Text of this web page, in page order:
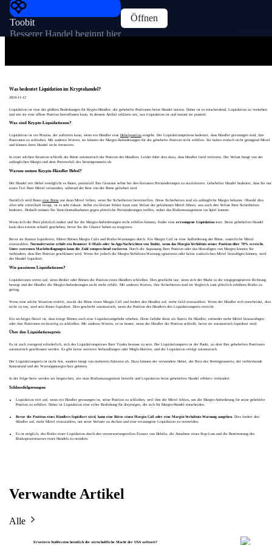
Toobit
Besserer Handel beginnt hier
Öffnen
Was bedeutet Liquidation im Kryptohandel?
2024-11-12
Liquidation ist eine der größten Bedrohungen für Krypto-Händler, die gehebelte Positionen beim Handel nutzen. Daher ist es entscheidend, Liquidation zu verstehen
und wie sie eine offene Position beeinflussen kann. In diesem Artikel erklären wir, was Liquidation ist und warum sie passiert.
Was sind Krypto-Liquidationen?
Liquidation ist ein Prozess, der auftreten kann, wenn ein Händler eine Hebelpositioneingeht. Der Liquidationsprozess bedeutet, dass Händler gezwungen sind, ihre
Positionen zu schließen. Mit anderen Worten, sie können die Margin-Anforderungen für die gehebelte Position nicht erfüllen. Sie haben einfach nicht genügend Mittel
und können ihren Handel nicht fortsetzen.
In einer solchen Situation schließt die Börse automatisch die Position des Händlers. Leider führt dies dazu, dass Händler Geld verlieren. Der Verlust hängt von der
anfänglichen Margin und dem Preisverfall des Vermögenswerts ab.
Warum nutzen Krypto-Händler Hebel?
Der Handel mit Hebel ermöglicht es Ihnen, potenziell Ihre Gewinne selbst bei den kleinsten Preisänderungen zu maximieren. Gehebelter Handel bedeutet, dass Sie nur
einen Teil Ihrer Mittel verwenden, während der Rest von der Börse geliehen wird.
Natürlich wird Ihnen eine Börsenur dann Mittel leihen, wenn Sie Sicherheiten bereitstellen. Diese Sicherheiten sind als anfängliche Margin bekannt. Obwohl dies
alles sehr vorteilhaft klingt, ist es sehr riskant. Selbst ein kleiner Fehler kann zum Verlust der geliehenen Mittel führen, was auch den Verlust Ihrer Sicherheiten
bedeutet. Deshalb müssen Sie Vorsichtsmaßnahmen gegen plötzliche Preisänderungen treffen, wobei das Risikomanagement ins Spiel kommt.
Wenn sich der Preis plötzlich ändert und Sie die Margin-Anforderungen nicht erfüllen können, findet eine erzwungene Liquidationstatt. Beim gehebelten Handel
kann dies extrem schnell geschehen, bevor Sie die Chance haben zu reagieren.
Bevor sie Konten liquidieren, führen Börsen Margin Calls und Risiko-Warnungen durch. Ein Margin Call ist eine Aufforderung der Börse, zusätzliche Mittel
einzuzahlen. Normalerweise erhält ein Benutzer E-Mails oder In-App-Nachrichten von Toobit, wenn das Margin-Verhältnis seiner Position über 70% erreicht.
Unter extremen Marktbedingungen kann die Zahl entsprechend variieren. Durch die Anpassung Ihrer Position oder das Hinzufügen von Margen können Sie
verhindern, dass Ihre Position geschlossen wird. Wenn Sie jedoch die Margin-Verhältnis-Warnung ignorieren oder keine zusätzlichen Mittel hinzufügen können, wird
der Handel liquidiert.
Wie passieren Liquidationen?
Liquidationen treten auf, wenn Broker oder Börsen die Position eines Händlers schließen. Dies geschieht nur, wenn sich der Markt in die entgegengesetzte Richtung
bewegt und der Händler die Margin-Anforderungen nicht mehr erfüllt. Mit anderen Worten, ihre Sicherheiten sind im Vergleich zum plötzlich erhöhten Risiko zu
gering.
Wenn eine solche Situation eintritt, macht die Börse einen Margin Call und fordert den Händler auf, mehr Geld einzuzahlen. Wenn der Händler sich entscheidet, dies
nicht zu tun, wird sein Konto liquidiert. Dies geschieht automatisch, wenn die Position des Händlers den Liquidationspreis erreicht.
Ein wichtiges Detail ist, dass einige Börsen auch eine Liquidationsgebühr erheben. Diese Gebühr dient als Anreiz für Händler, entweder mehr Mittel hinzuzufügen
oder ihre Positionen rechtzeitig zu schließen. Mit anderen Worten, es ist besser, wenn der Händler die Position schließt, bevor sie automatisch liquidiert wird.
Über den Liquidationspreis
Es ist auch zwingend erforderlich, sich des Liquidationspreises Ihrer Trades bewusst zu sein. Der Liquidationspreis ist der Punkt, an dem Ihre gehebelten Positionen
automatisch geschlossen werden. Es gibt keine weiteren Verhandlungen oder Möglichkeiten, und die Liquidation erfolgt automatisch.
Der Liquidationspreis ist nicht fest, sondern hängt von mehreren Faktoren ab. Dazu können der verwendete Hebel, der Preis des Vermögenswerts, der verbleibende
Kontostand und der Wartungsmargin-Satz gehören.
In der Folge-Serie werden wir besprechen, wie man Risikomanagement betreibt und Liquidation beim gehebelten Handel effektiv verhindert.
Schlussfolgerungen
Liquidation tritt auf, wenn ein Händler gezwungen ist, seine Position zu schließen, weil ihm die Mittel fehlen, um die Margin-Anforderung für seine gehebelte
Position zu erfüllen. Daher ist Liquidation eine echte Bedrohung für diejenigen, die sich für Margin-Handel entscheiden.
Bevor die Position eines Händlers liquidiert wird, kann eine Börse einen Margin Call oder eine Margin-Verhältnis-Warnung ausgeben. Dies fordert den
Händler auf, mehr Mittel einzuzahlen, um seine Verluste zu decken und eine erzwungene Liquidation zu vermeiden.
Es ist möglich, das Risiko einer Liquidation durch den verantwortungsvollen Einsatz von Hebeln, die Annahme eines Stop-Loss und die Bestimmung des
Risikoprozentsatzes eines Handels zu mindern.
Verwandte Artikel
Alle
Erweitern Stablecoins heimlich die wirtschaftliche Macht der USA weltweit?